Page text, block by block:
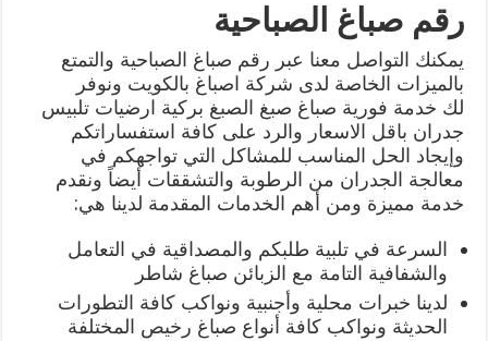
رقم صباغ الصباحية
يمكنك التواصل معنا عبر رقم صباغ الصباحية والتمتع
بالميزات الخاصة لدى شركة اصباغ بالكويت ونوفر
لك خدمة فورية صباغ صبغ الصبغ بركية ارضيات تلبيس
جدران باقل الاسعار والرد على كافة استفساراتكم
وإيجاد الحل المناسب للمشاكل التي تواجهكم في
معالجة الجدران من الرطوبة والتشققات أيضاً ونقدم
خدمة مميزة ومن أهم الخدمات المقدمة لدينا هي:
السرعة في تلبية طلبكم والمصداقية في التعامل
والشفافية التامة مع الزبائن صباغ شاطر
لدينا خبرات محلية وأجنبية ونواكب كافة التطورات
الحديثة ونواكب كافة أنواع صباغ رخيص المختلفة